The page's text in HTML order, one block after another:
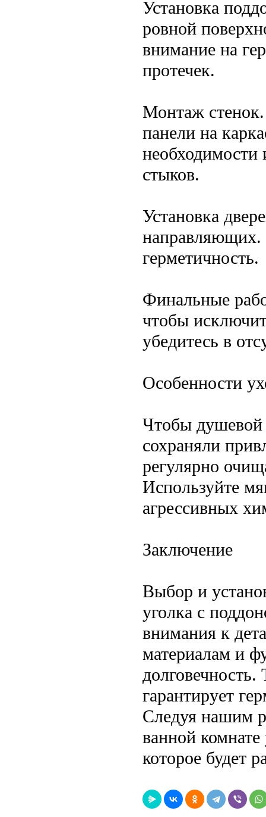
Установка
ровной
внимание на
протечек.
Монтаж стенок.
панели на
необходимости
стыков.
Установка
направляющих.
герметичность.
Финальные
чтобы
убедитесь в
Особенности
Чтобы душевой
сохраняли
регулярно
Используйте
агрессивных
Заключение
Выбор и
уголка с
внимания к
материалам и
гарантирует
Следуя нашим
ванной
которое будет